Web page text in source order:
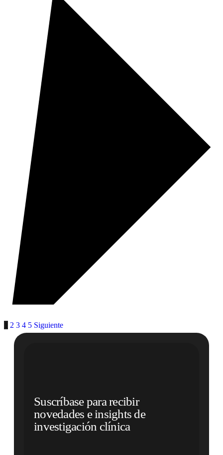
1 2 3 4 5 Siguiente
Suscríbase para recibir
novedades e insights de
investigación clínica